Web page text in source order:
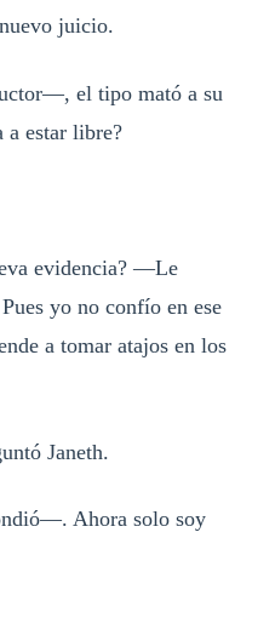
juicio.
el tipo mató a su
a estar libre?
evidencia? —Le
yo no confío en ese
a tomar atajos en los
Janeth.
Ahora solo soy